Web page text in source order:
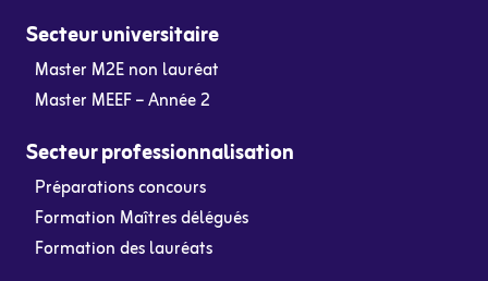
Secteur universitaire
Master M2E non lauréat
Master MEEF – Année 2
Secteur professionnalisation
Préparations concours
Formation Maîtres délégués
Formation des lauréats